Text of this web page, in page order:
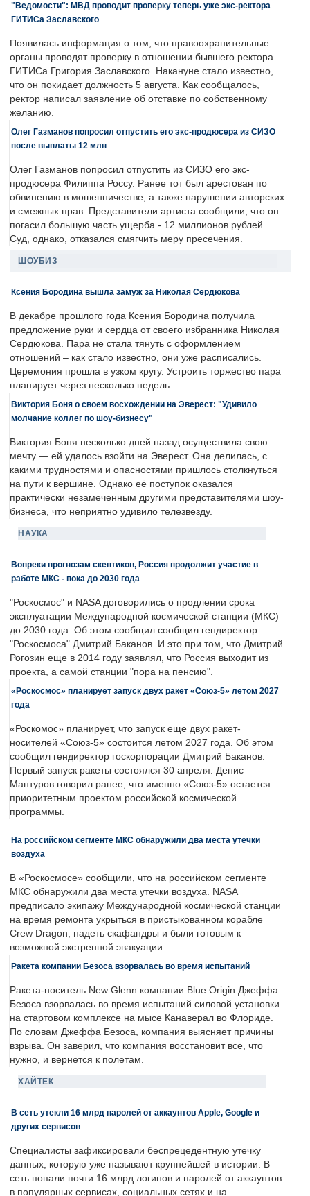
"Ведомости": МВД проводит проверку теперь уже экс-ректора
ГИТИСа Заславского
Появилась информация о том, что правоохранительные
органы проводят проверку в отношении бывшего ректора
ГИТИСа Григория Заславского. Накануне стало известно,
что он покидает должность 5 августа. Как сообщалось,
ректор написал заявление об отставке по собственному
желанию.
Олег Газманов попросил отпустить его экс-продюсера из СИЗО
после выплаты 12 млн
Олег Газманов попросил отпустить из СИЗО его экс-
продюсера Филиппа Россу. Ранее тот был арестован по
обвинению в мошенничестве, а также нарушении авторских
и смежных прав. Представители артиста сообщили, что он
погасил большую часть ущерба - 12 миллионов рублей.
Суд, однако, отказался смягчить меру пресечения.
ШОУБИЗ
Ксения Бородина вышла замуж за Николая Сердюкова
В декабре прошлого года Ксения Бородина получила
предложение руки и сердца от своего избранника Николая
Сердюкова. Пара не стала тянуть с оформлением
отношений – как стало известно, они уже расписались.
Церемония прошла в узком кругу. Устроить торжество пара
планирует через несколько недель.
Виктория Боня о своем восхождении на Эверест: "Удивило
молчание коллег по шоу-бизнесу"
Виктория Боня несколько дней назад осуществила свою
мечту — ей удалось взойти на Эверест. Она делилась, с
какими трудностями и опасностями пришлось столкнуться
на пути к вершине. Однако её поступок оказался
практически незамеченным другими представителями шоу-
бизнеса, что неприятно удивило телезвезду.
НАУКА
Вопреки прогнозам скептиков, Россия продолжит участие в
работе МКС - пока до 2030 года
"Роскосмос" и NASA договорились о продлении срока
эксплуатации Международной космической станции (МКС)
до 2030 года. Об этом сообщил сообщил гендиректор
"Роскосмоса" Дмитрий Баканов. И это при том, что Дмитрий
Рогозин еще в 2014 году заявлял, что Россия выходит из
проекта, а самой станции "пора на пенсию".
«Роскосмос» планирует запуск двух ракет «Союз-5» летом 2027
года
«Роскомос» планирует, что запуск еще двух ракет-
носителей «Союз-5» состоится летом 2027 года. Об этом
сообщил гендиректор госкорпорации Дмитрий Баканов.
Первый запуск ракеты состоялся 30 апреля. Денис
Мантуров говорил ранее, что именно «Союз-5» остается
приоритетным проектом российской космической
программы.
На российском сегменте МКС обнаружили два места утечки
воздуха
В «Роскосмосе» сообщили, что на российском сегменте
МКС обнаружили два места утечки воздуха. NASA
предписало экипажу Международной космической станции
на время ремонта укрыться в пристыкованном корабле
Crew Dragon, надеть скафандры и были готовым к
возможной экстренной эвакуации.
Ракета компании Безоса взорвалась во время испытаний
Ракета-носитель New Glenn компании Blue Origin Джеффа
Безоса взорвалась во время испытаний силовой установки
на стартовом комплексе на мысе Канаверал во Флориде.
По словам Джеффа Безоса, компания выясняет причины
взрыва. Он заверил, что компания восстановит все, что
нужно, и вернется к полетам.
ХАЙТЕК
В сеть утекли 16 млрд паролей от аккаунтов Apple, Google и
других сервисов
Специалисты зафиксировали беспрецедентную утечку
данных, которую уже называют крупнейшей в истории. В
сеть попали почти 16 млрд логинов и паролей от аккаунтов
в популярных сервисах, социальных сетях и на